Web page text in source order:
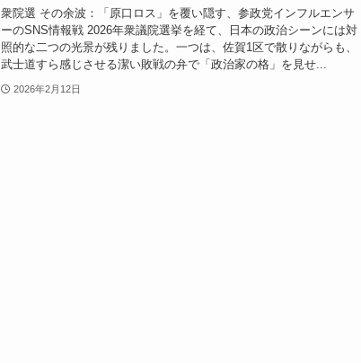
衆院選 その余波：「原口ロス」を覆い隠す、参政党インフルエンサ
ーのSNS情報戦 2026年衆議院選挙を経て、日本の政治シーンには対
照的な二つの光景が残りました。一つは、佐賀1区で散りながらも、
武士道すら感じさせる潔い敗戦の弁で「政治家の格」を見せ...
2026年2月12日